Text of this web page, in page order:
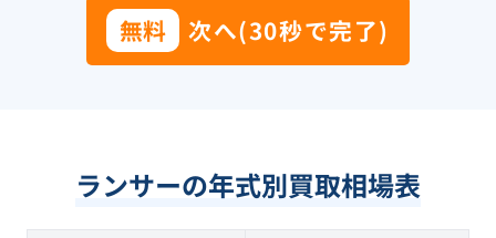
無料 次へ(30秒で完了)
ランサーの年式別買取相場表